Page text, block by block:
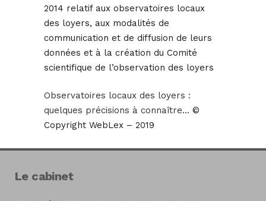
2014 relatif aux observatoires locaux
des loyers, aux modalités de
communication et de diffusion de leurs
données et à la création du Comité
scientifique de l’observation des loyers
Observatoires locaux des loyers :
quelques précisions à connaître… ©
Copyright WebLex – 2019
Le cabinet